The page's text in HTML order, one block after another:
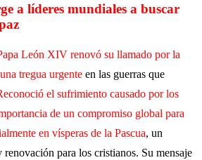
a líderes mundiales a buscar
León XIV renovó su llamado por la
tregua urgente en las guerras que
el sufrimiento causado por los
de un compromiso global para
en vísperas de la Pascua, un
renovación para los cristianos. Su mensaje